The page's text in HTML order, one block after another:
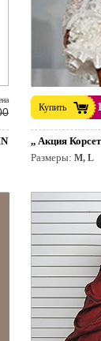
,, Акция
Размеры: M, L
Купить